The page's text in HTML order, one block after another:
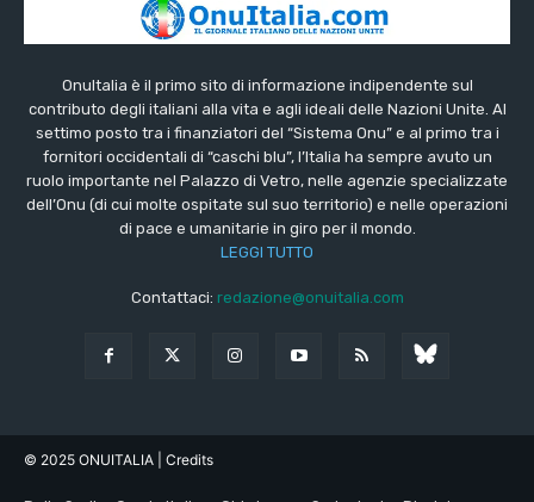
OnuItalia è il primo sito di informazione indipendente sul
contributo degli italiani alla vita e agli ideali delle Nazioni Unite. Al
settimo posto tra i finanziatori del “Sistema Onu” e al primo tra i
fornitori occidentali di “caschi blu”, l’Italia ha sempre avuto un
ruolo importante nel Palazzo di Vetro, nelle agenzie specializzate
dell’Onu (di cui molte ospitate sul suo territorio) e nelle operazioni
di pace e umanitarie in giro per il mondo.
LEGGI TUTTO
Contattaci: redazione@onuitalia.com
© 2025 ONUITALIA | Credits